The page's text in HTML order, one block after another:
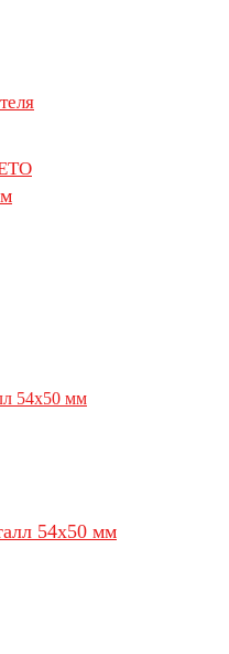
54х50 мм